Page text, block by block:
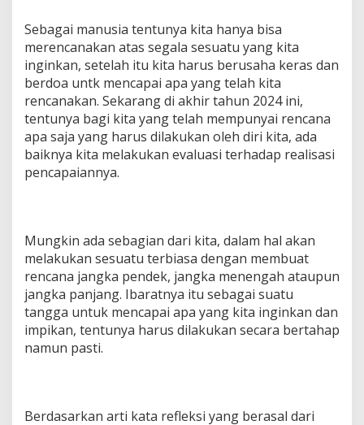
Sebagai manusia tentunya kita hanya bisa
merencanakan atas segala sesuatu yang kita
inginkan, setelah itu kita harus berusaha keras dan
berdoa untk mencapai apa yang telah kita
rencanakan. Sekarang di akhir tahun 2024 ini,
tentunya bagi kita yang telah mempunyai rencana
apa saja yang harus dilakukan oleh diri kita, ada
baiknya kita melakukan evaluasi terhadap realisasi
pencapaiannya.
Mungkin ada sebagian dari kita, dalam hal akan
melakukan sesuatu terbiasa dengan membuat
rencana jangka pendek, jangka menengah ataupun
jangka panjang. Ibaratnya itu sebagai suatu
tangga untuk mencapai apa yang kita inginkan dan
impikan, tentunya harus dilakukan secara bertahap
namun pasti.
Berdasarkan arti kata refleksi yang berasal dari